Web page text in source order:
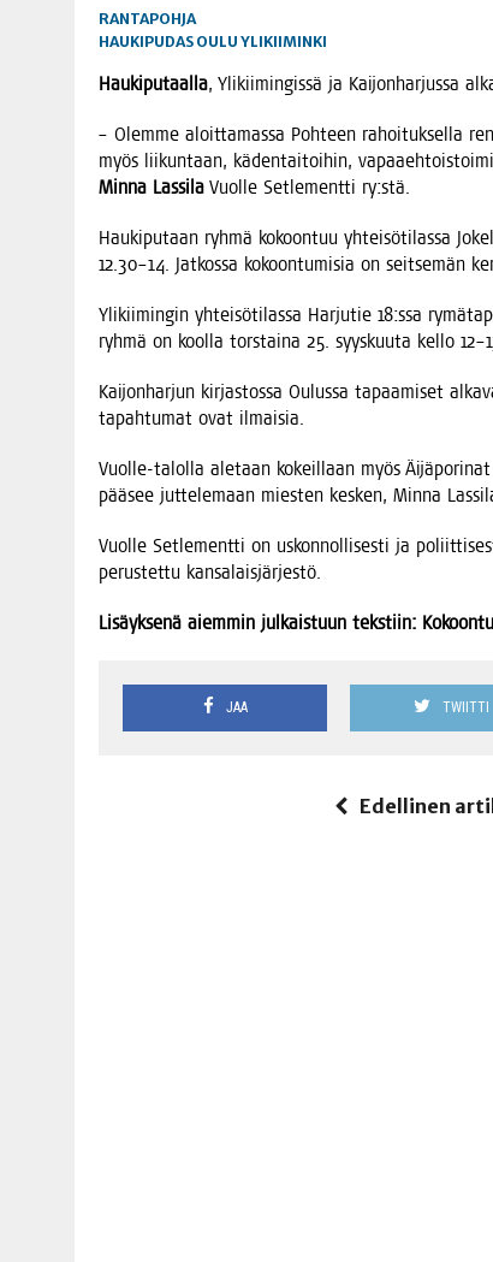
RANTAPOHJA
HAUKIPUDAS OULU YLIKIIMINKI
Hau­ki­pu­taal­la, Yli­kii­min­gis­sä ja Kai­jon­har­jus­sa
– Olem­me aloit­ta­mas­sa Poh­teen rahoi­tuk­sel­la
myös lii­kun­taan, käden­tai­toi­hin,
Min­na Las­si­la Vuol­le Set­le­ment­ti ry:stä.
Hau­ki­pu­taan ryh­mä kokoon­tuu yhtei­sö­ti­las­sa
12.30–14. Jat­kos­sa kokoon­tu­mi­sia on seit­se­män
Yli­kii­min­gin yhtei­sö­ti­las­sa Har­ju­tie 18:ssa
ryh­mä on kool­la tors­tai­na 25. syys­kuu­ta kel­lo
Kai­jon­har­jun kir­jas­tos­sa Oulus­sa tapaa­mi­set
tapah­tu­mat ovat ilmaisia.
Vuol­le-talol­la ale­taan kokeil­laan myös
pää­see jut­te­le­maan mies­ten kes­ken, Min­na
Vuol­le Set­le­ment­ti on uskon­nol­li­ses­ti ja
perus­tet­tu kansalaisjärjestö.
Lisäyk­se­nä aiem­min jul­kais­tuun teks­tiin:
JAA TWIITTI
Edellinen